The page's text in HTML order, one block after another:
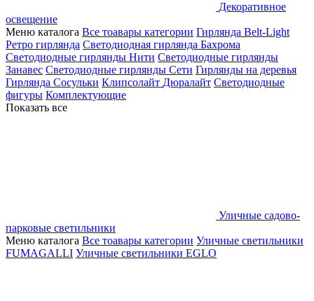
Декоративное
освещение
Меню каталога Все тоавары категории Гирлянда Belt-Light
Ретро гирлянда Светодиодная гирлянда Бахрома
Светодиодные гирлянды Нити Светодиодные гирлянды
Занавес Светодиодные гирлянды Сети Гирлянды на деревья
Гирлянда Сосульки Клипсолайт Дюралайт Светодиодные
фигуры Комплектующие
Показать все
Уличные садово-
парковые светильники
Меню каталога Все тоавары категории Уличные светильники
FUMAGALLI Уличные светильники EGLO